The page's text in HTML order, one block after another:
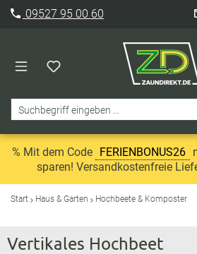
09527 95 00 60
% Mit dem Code FERIENBONUS26
sparen! Versandkostenfreie
Start Haus & Garten Hochbeete & Komposter
Vertikales Hochbeet